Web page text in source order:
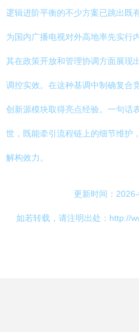
逻辑进阶平衡的不少方案已跳出既
为国内广播电视对外高地率先实行
其在政策开放和管理协调方面展现
调控实效。在这种基调中制确复合
创新源模块取得亮点经验。一句话
世，既能牵引流程链上的细节维护
解构效力。
更新时间：
如若转载，请注明出处：http://